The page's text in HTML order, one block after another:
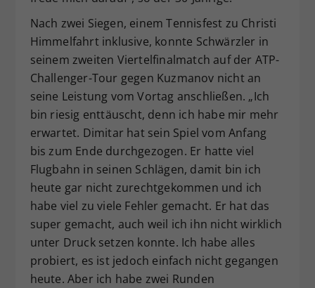
Nach zwei Siegen, einem Tennisfest zu Christi
Himmelfahrt inklusive, konnte Schwärzler in
seinem zweiten Viertelfinalmatch auf der ATP-
Challenger-Tour gegen Kuzmanov nicht an
seine Leistung vom Vortag anschließen. „Ich
bin riesig enttäuscht, denn ich habe mir mehr
erwartet. Dimitar hat sein Spiel vom Anfang
bis zum Ende durchgezogen. Er hatte viel
Flugbahn in seinen Schlägen, damit bin ich
heute gar nicht zurechtgekommen und ich
habe viel zu viele Fehler gemacht. Er hat das
super gemacht, auch weil ich ihn nicht wirklich
unter Druck setzen konnte. Ich habe alles
probiert, es ist jedoch einfach nicht gegangen
heute. Aber ich habe zwei Runden